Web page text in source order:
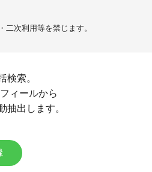
次利用等を禁じます。
検索。
ィールから
抽出します。